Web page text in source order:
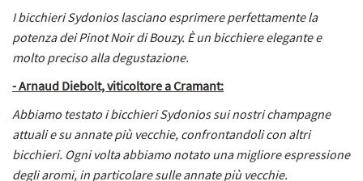
I bicchieri Sydonios lasciano esprimere perfettamente la
potenza dei Pinot Noir di Bouzy. È un bicchiere elegante e
molto preciso alla degustazione.
- Arnaud Diebolt, viticoltore a Cramant:
Abbiamo testato i bicchieri Sydonios sui nostri champagne
attuali e su annate più vecchie, confrontandoli con altri
bicchieri. Ogni volta abbiamo notato una migliore espressione
degli aromi, in particolare sulle annate più vecchie.